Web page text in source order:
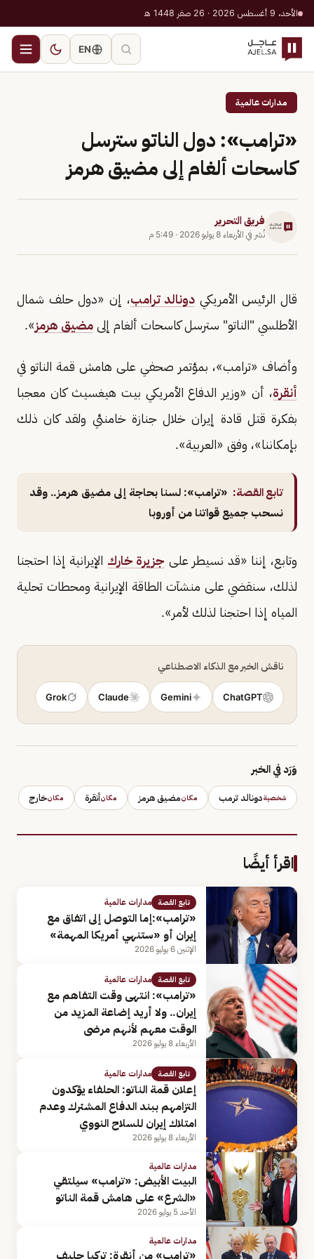
الأحد، 9 أغسطس 2026 · 26 صفر 1448 هـ
EN
مدارات عالمية
«ترامب»: دول الناتو سترسل
كاسحات ألغام إلى مضيق هرمز
فريق التحرير
نُشر في الأربعاء 8 يوليو 2026 · 5:49 م
قال الرئيس الأمريكي دونالد ترامب، إن «دول حلف شمال
الأطلسي "الناتو" سترسل كاسحات ألغام إلى مضيق هرمز».
وأضاف «ترامب»، بمؤتمر صحفي على هامش قمة الناتو في
أنقرة، أن «وزير الدفاع الأمريكي بيت هيغسيث كان معجبا
بفكرة قتل قادة إيران خلال جنازة خامنئي ولقد كان ذلك
بإمكاننا»، وفق «العربية».
تابع القصة: «ترامب»: لسنا بحاجة إلى مضيق هرمز.. وقد
نسحب جميع قواتنا من أوروبا
وتابع، إننا «قد نسيطر على جزيرة خارك الإيرانية إذا احتجنا
لذلك، سنقضي على منشآت الطاقة الإيرانية ومحطات تحلية
المياه إذا احتجنا لذلك لأمر».
ناقش الخبر مع الذكاء الاصطناعي
ChatGPT
Gemini
Claude
Grok
وَرَد في الخبر
شخصيةدونالد ترمب مكانمضيق هرمز مكانأنقرة مكانخارج
اقرأ أيضًا
تابع القصة مدارات عالمية
«ترامب»:إما التوصل إلى اتفاق مع
إيران أو «ستنهي أمريكا المهمة»
الإثنين 6 يوليو 2026
تابع القصة مدارات عالمية
«ترامب»: انتهى وقت التفاهم مع
إيران.. ولا أريد إضاعة المزيد من
الوقت معهم لأنهم مرضى
الأربعاء 8 يوليو 2026
تابع القصة مدارات عالمية
إعلان قمة الناتو: الحلفاء يؤكدون
التزامهم ببند الدفاع المشترك وعدم
امتلاك إيران للسلاح النووي
الأربعاء 8 يوليو 2026
مدارات عالمية
البيت الأبيض: «ترامب» سيلتقي
«الشرع» على هامش قمة الناتو
الأحد 5 يوليو 2026
مدارات عالمية
«ترامب» من أنقرة: تركيا حليف